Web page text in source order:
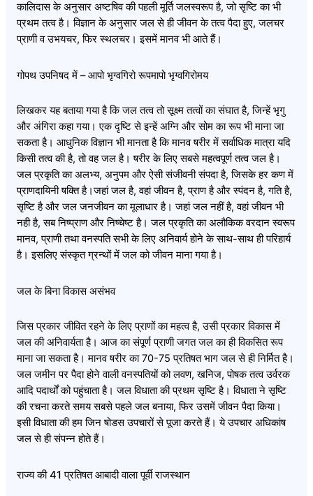
कालिदास के अनुसार अष्टषिव की पहली मूर्ति जलस्वरूप है, जो सृष्टि का भी
प्रथम तत्व है। विज्ञान के अनुसार जल से ही जीवन के तत्व पैदा हुए, जलचर
प्राणी व उभयचर, फिर स्थलचर। इसमें मानव भी आते हैं।
गोपथ उपनिषद में – आपो भृग्वगिरो रूपमापो भृग्वगिरोमय
लिखकर यह बताया गया है कि जल तत्व तो सूक्ष्म तत्वों का संघात है, जिन्हें भृगु
और अंगिरा कहा गया। एक दृष्टि से इन्हें अग्नि और सोम का रूप भी माना जा
सकता है। आधुनिक विज्ञान भी मानता है कि मानव षरीर में सर्वाधिक मात्रा यदि
किसी तत्व की है, तो वह जल है। षरीर के लिए सबसे महत्वपूर्ण तत्व जल है।
जल प्रकृति का अलभ्य, अनुपम और ऐसी संजीवनी संपदा है, जिसके हर कण में
प्राणदायिनी षक्ति है।जहां जल है, वहां जीवन है, प्राण है और स्पंदन है, गति है,
सृष्टि है और जल जनजीवन का मूलाधार है। जहां जल नहीं है, वहां जीवन भी
नही है, सब निष्प्राण और निष्चेष्ट है। जल प्रकृति का अलौकिक वरदान स्वरूप
मानव, प्राणी तथा वनस्पति सभी के लिए अनिवार्य होने के साथ-साथ ही परिहार्य
है। इसलिए संस्कृत ग्रन्थों में जल को जीवन माना गया है।
जल के बिना विकास असंभव
जिस प्रकार जीवित रहने के लिए प्राणों का महत्व है, उसी प्रकार विकास में
जल की अनिवार्यता है। आज का संपूर्ण प्राणी जगत जल का ही विकसित रूप
माना जा सकता है। मानव षरीर का 70-75 प्रतिषत भाग जल से ही निर्मित है।
जल जमीन पर पैदा होने वाली वनस्पतियों को लवण, खनिज, पोषक तत्व उर्वरक
आदि पदार्थों को पहुंचाता है। जल विधाता की प्रथम सृष्टि है। विधाता ने सृष्टि
की रचना करते समय सबसे पहले जल बनाया, फिर उसमें जीवन पैदा किया।
इसी विधाता की हम जिन षोडस उपचारों से पूजा करते हैं। ये उपचार अधिकांष
जल से ही संपन्न होते हैं।
राज्य की 41 प्रतिषत आबादी वाला पूर्वी राजस्थान